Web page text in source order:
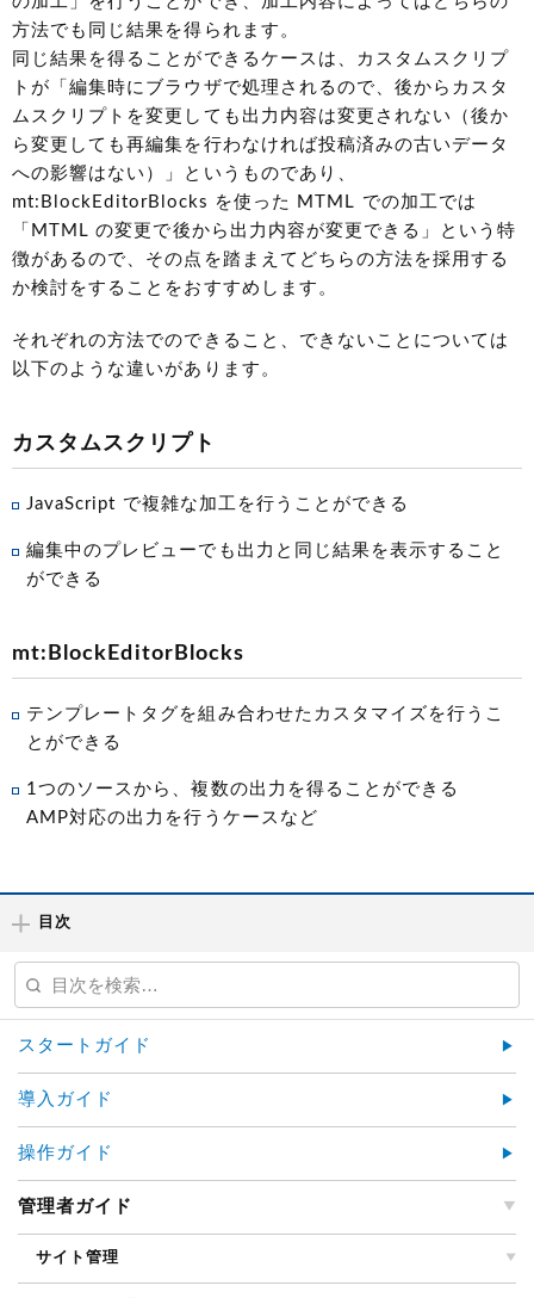
方法でも同じ結果を得られます。
同じ結果を得ることができるケースは、カスタムスクリプ
トが「編集時にブラウザで処理されるので、後からカスタ
ムスクリプトを変更しても出力内容は変更されない（後か
ら変更しても再編集を行わなければ投稿済みの古いデータ
への影響はない）」というものであり、
mt:BlockEditorBlocks を使った MTML での加工では
「MTML の変更で後から出力内容が変更できる」という特
徴があるので、その点を踏まえてどちらの方法を採用する
か検討をすることをおすすめします。
それぞれの方法でのできること、できないことについては
以下のような違いがあります。
カスタムスクリプト
JavaScript で複雑な加工を行うことができる
編集中のプレビューでも出力と同じ結果を表示すること
ができる
mt:BlockEditorBlocks
テンプレートタグを組み合わせたカスタマイズを行うこ
とができる
1つのソースから、複数の出力を得ることができる
AMP対応の出力を行うケースなど
目次
スタートガイド
導入ガイド
操作ガイド
管理者ガイド
サイト管理